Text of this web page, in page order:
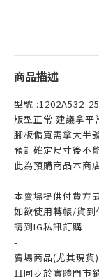
商品描述
型號 :1202A532-
版型正常 建議拿平
腳板偏寬需拿大半
預訂確定尺寸後不
此為預購商品本商
-
本賣場提供付費方
如欲使用轉帳/貨
請到IG私訊訂購
-
賣場商品(尤其現
且同步於實體門市